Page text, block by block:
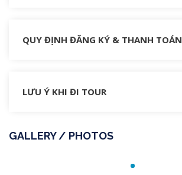
QUY ĐỊNH ĐĂNG KÝ & THANH TOÁN
LƯU Ý KHI ĐI TOUR
GALLERY / PHOTOS